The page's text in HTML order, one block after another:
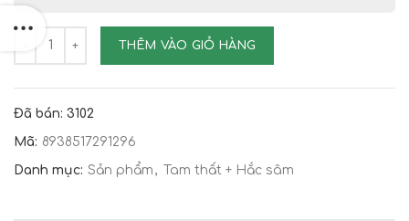
TAM THẤT BẮC DẠNG BỘT HỘP 200G số lượng
THÊM VÀO GIỎ HÀNG
Đã bán: 3102
Mã: 8938517291296
Danh mục: Sản phẩm , Tam thất + Hắc sâm